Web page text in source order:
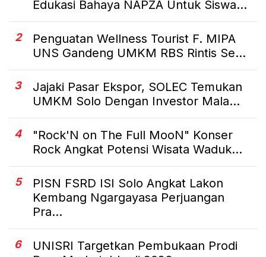
Edukasi Bahaya NAPZA Untuk Siswa...
2
Penguatan Wellness Tourist F. MIPA
UNS Gandeng UMKM RBS Rintis Se...
3
Jajaki Pasar Ekspor, SOLEC Temukan
UMKM Solo Dengan Investor Mala...
4
"Rock'N on The Full MooN" Konser
Rock Angkat Potensi Wisata Waduk...
5
PISN FSRD ISI Solo Angkat Lakon
Kembang Ngargayasa Perjuangan
Pra...
6
UNISRI Targetkan Pembukaan Prodi